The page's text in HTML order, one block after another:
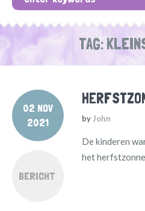
TAG:
02 NOV
2021
BERICHT
by John
De kinderen
het